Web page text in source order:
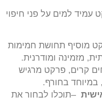
למים על פני חיפוי
מוסיף תחושת חמימות
מזמינה ומודרנית.
קרים, פרקט מרגיש
במיוחד בחורף.
–תוכלו לבחור את